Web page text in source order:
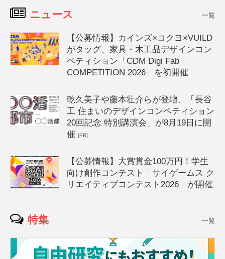
ニュース 一覧
【公募情報】カインズ×コクヨ×VUILD
がタッグ、家具・木工品デザインコン
ペティション「CDM Digi Fab
COMPETITION 2026」を初開催
乾久美子や藤本壮介らが登壇、「長谷
工 住まいのデザインコンペティション
20回記念 特別講演会」が8月19日に開
催[PR]
【公募情報】大賞賞金100万円！学生
向け創作コンテスト「サイゲームス ク
リエイティブコンテスト2026」が開催
特集 一覧